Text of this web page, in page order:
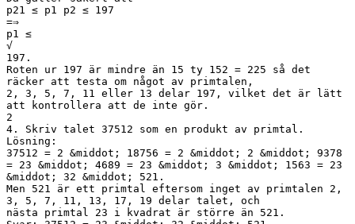
p21 ≤ p1 p2 ≤ 197
=⇒
p1 ≤
√
197.
Roten ur 197 är mindre än 15 ty 152 = 225 så det
räcker att testa om något av primtalen,
2, 3, 5, 7, 11 eller 13 delar 197, vilket det är lätt
att kontrollera att de inte gör.
2
4. Skriv talet 37512 som en produkt av primtal.
Lösning:
37512 = 2 &middot; 18756 = 2 &middot; 2 &middot; 9378
= 23 &middot; 4689 = 23 &middot; 3 &middot; 1563 = 23
&middot; 32 &middot; 521.
Men 521 är ett primtal eftersom inget av primtalen 2,
3, 5, 7, 11, 13, 17, 19 delar talet, och
nästa primtal 23 i kvadrat är större än 521.